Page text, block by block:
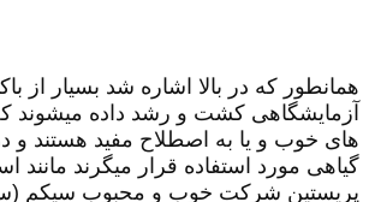
همانطور که در بالا اشاره شد بسیار از
آزمایشگاهی کشت و رشد داده میشوند که
های خوب و یا به اصطلاح مفید هستند و
گیاهی مورد استفاده قرار میگرند مانند
پریستین شرکت خوب و محبوب سیکم